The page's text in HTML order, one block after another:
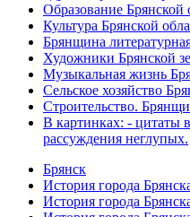
Образование Брянской
Культура Брянской
Брянщина
Художники Брянской
Музыкальная жизнь
Сельское хозяйство
Строительство.
В картинках: - цитаты
рассуждения неглупых.
Брянск
История города
История города